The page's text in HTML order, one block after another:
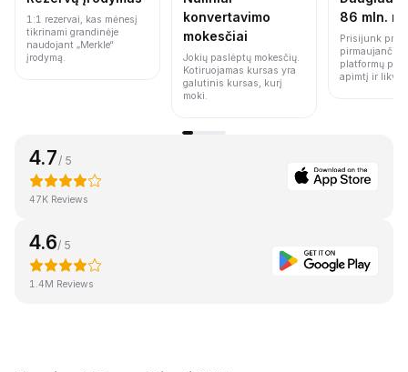
1:1 rezervai, kas mėnesį
tikrinami grandinėje
naudojant „Merkle“
įrodymą.
konvertavimo
mokesčiai
Jokių paslėptų mokesčių.
Kotiruojamas kursas yra
galutinis kursas, kurį
moki.
86 mln.
Prisijunk prie
pirmaujančių
platformų
apimtį ir
4.7 / 5
47K Reviews
4.6/ 5
1.4M Reviews